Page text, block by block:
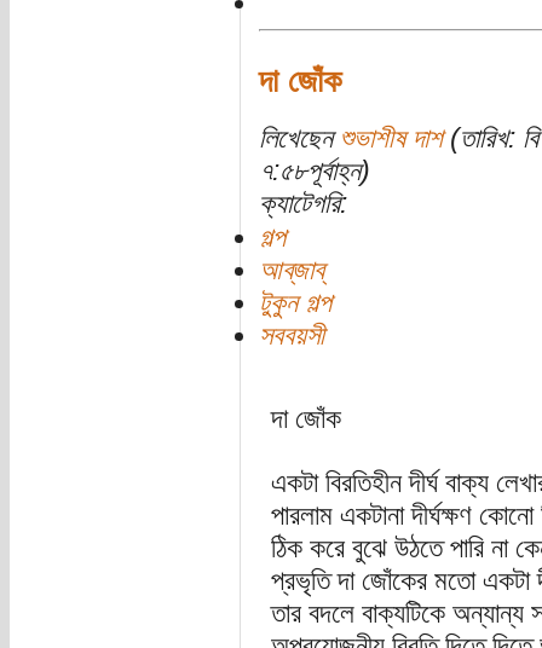
দা জোঁক
লিখেছেন শুভাশীষ দাশ(তারিখ:
৭:৫৮পূর্বাহ্ন)
ক্যাটেগরি:
গল্প
আব্‌জাব্‌
টুকুন গল্প
সববয়সী
দা জোঁক
একটা বিরতিহীন দীর্ঘ বাক্য
পারলাম একটানা দীর্ঘক্ষণ
ঠিক করে বুঝে উঠতে পারি না
প্রভৃতি দা জোঁকের মতো একটা
তার বদলে বাক্যটিকে